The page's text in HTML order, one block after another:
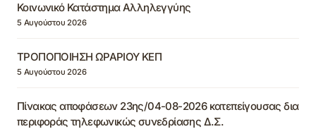
Κοινωνικό Κατάστημα Αλληλεγγύης
5 Αυγούστου 2026
ΤΡΟΠΟΠΟΙΗΣΗ ΩΡΑΡΙΟΥ ΚΕΠ
5 Αυγούστου 2026
Πίνακας αποφάσεων 23ης/04-08-2026 κατεπείγουσας δια
περιφοράς τηλεφωνικώς συνεδρίασης Δ.Σ.